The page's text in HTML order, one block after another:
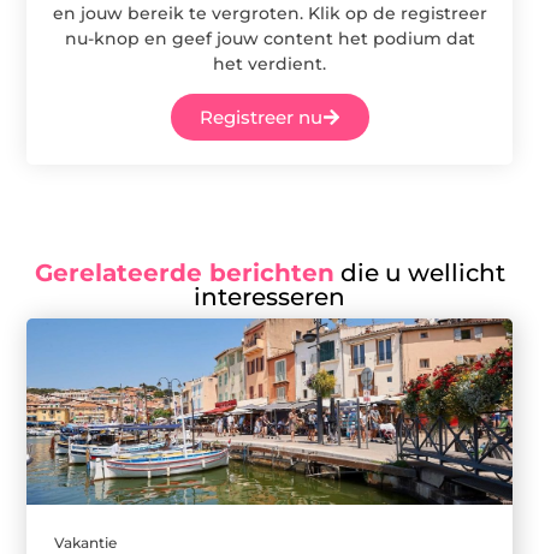
en jouw bereik te vergroten. Klik op de registreer
nu-knop en geef jouw content het podium dat
het verdient.
Registreer nu
Gerelateerde berichten die u wellicht
interesseren
Vakantie